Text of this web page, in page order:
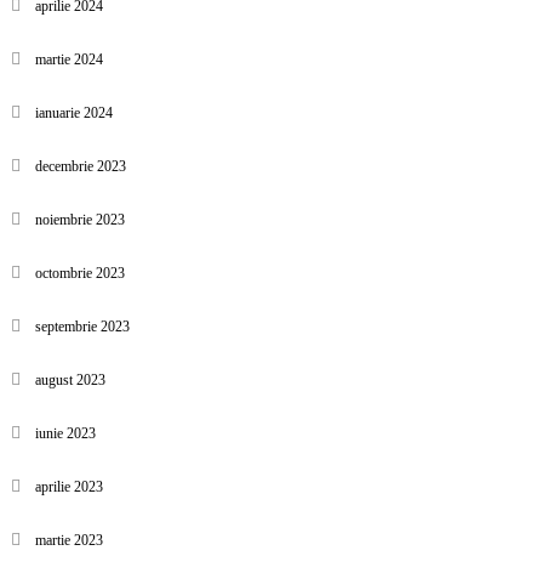
aprilie 2024
martie 2024
ianuarie 2024
decembrie 2023
noiembrie 2023
octombrie 2023
septembrie 2023
august 2023
iunie 2023
aprilie 2023
martie 2023